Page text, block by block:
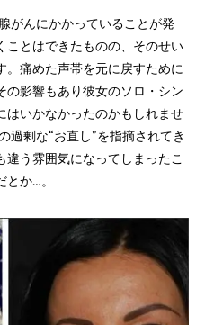
がんにかかっていることが発
ことはできたものの、そのせい
。痛めた声帯を元に戻すために
の影響もあり彼女のソロ・シン
はいかなかったのかもしれませ
過剰な“お直し”を指摘されてき
う雰囲気になってしまったこ
か…。